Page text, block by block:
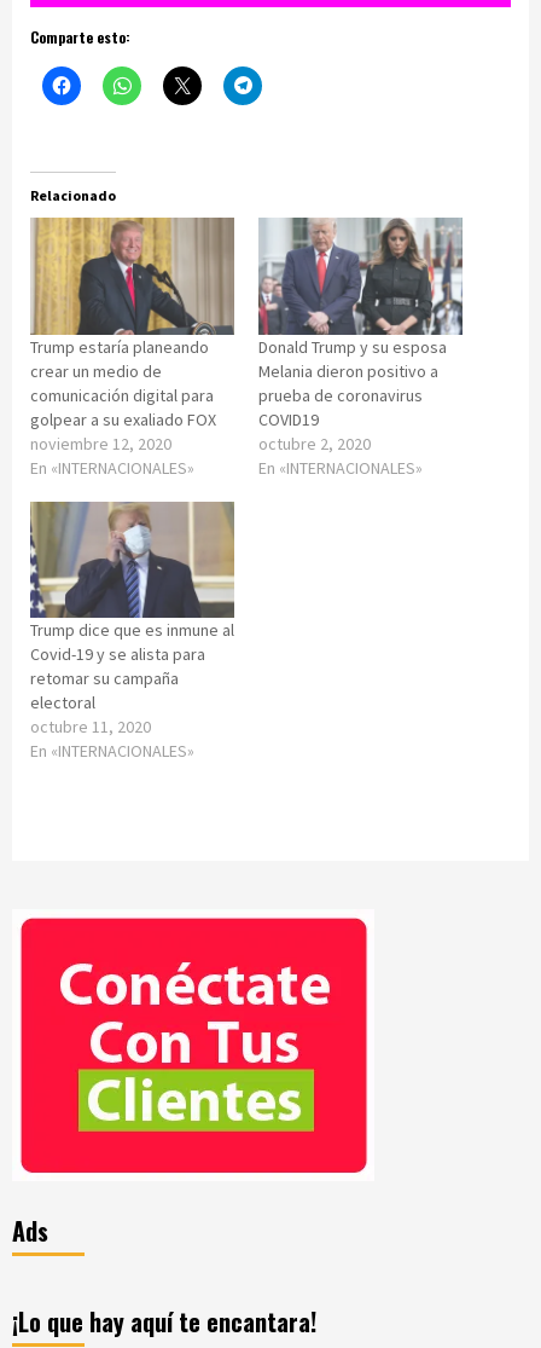
Comparte esto:
Relacionado
Trump estaría planeando
crear un medio de
comunicación digital para
golpear a su exaliado FOX
noviembre 12, 2020
En «INTERNACIONALES»
Donald Trump y su esposa
Melania dieron positivo a
prueba de coronavirus
COVID19
octubre 2, 2020
En «INTERNACIONALES»
Trump dice que es inmune al
Covid-19 y se alista para
retomar su campaña
electoral
octubre 11, 2020
En «INTERNACIONALES»
Ads
¡Lo que hay aquí te encantara!